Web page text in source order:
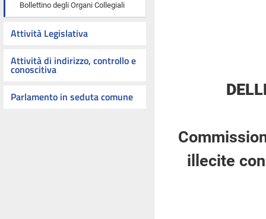
Bollettino degli Organi Collegiali
Attività Legislativa
Attività di indirizzo, controllo e
conoscitiva
Parlamento in seduta comune
illecite